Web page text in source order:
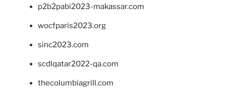
p2b2pabi2023-makassar.com
wocfparis2023.org
sinc2023.com
scdlqatar2022-qa.com
thecolumbiagrill.com